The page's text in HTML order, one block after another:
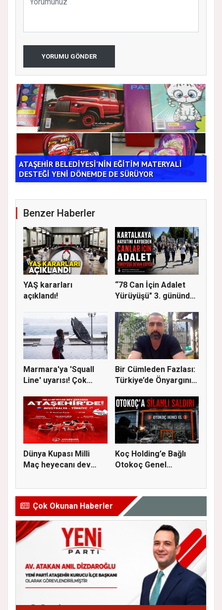
YORUMU GÖNDER
ATAŞEHİR BELEDİYESİ’NİN EĞİTİM MATERYALİ
DESTEĞİ YENİ DÖNEMDE DE SÜRÜYOR
Benzer Haberler
YAŞ kararları
açıklandı!
“78 Can İçin Adalet
Yürüyüşü" 3. gününde
Marmara'ya 'Squall
Line' uyarısı! Çok
Bir Cümleden Fazlası:
Türkiye’de Önyargının
Dünya Kupası Milli
Maç heyecanı dev
Koç Holding’e Bağlı
Otokoç Genel
Çok Okunan Haberler